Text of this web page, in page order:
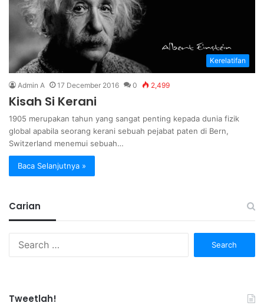
Kerelatifan
Admin A 17 December 2016 0 2,499
Kisah Si Kerani
1905 merupakan tahun yang sangat penting kepada dunia fizik
global apabila seorang kerani sebuah pejabat paten di Bern,
Switzerland menemui sebuah…
Baca Selanjutnya »
Carian
Tweetlah!